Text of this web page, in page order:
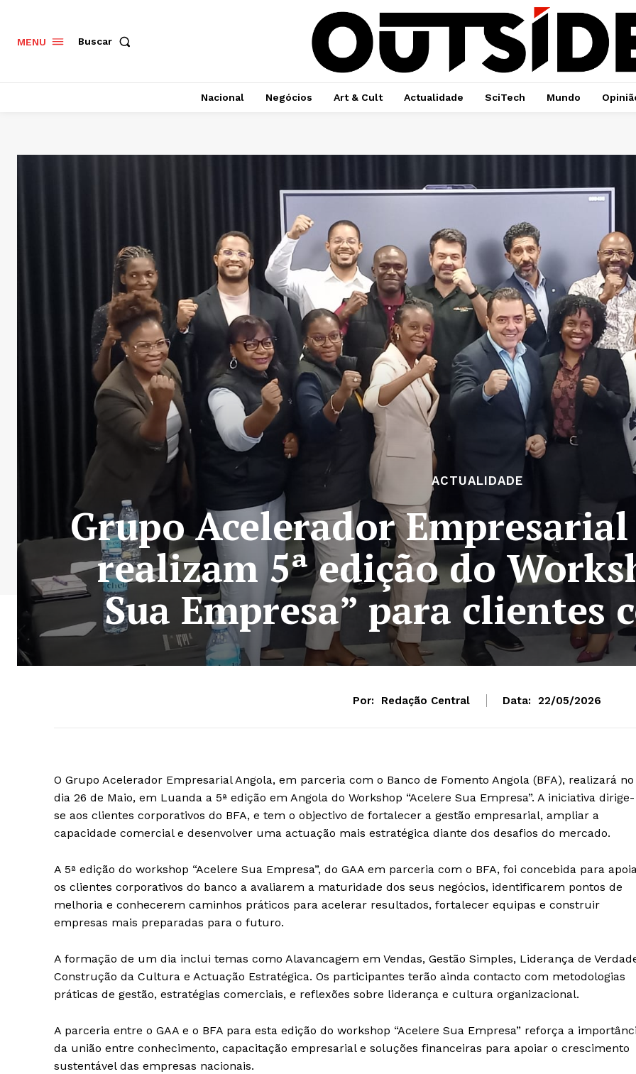
MENU Buscar
Nacional Negócios Art & Cult Actualidade SciTech Mundo
ACTUALIDADE
Grupo Acelerador
realizam 5ª edição do
Sua Empresa” para clientes
Por: Redação Central Data: 22/05/2026
O Grupo Acelerador Empresarial Angola, em parceria com o Banco de Fomento Angola (BFA), realizará no
dia 26 de Maio, em Luanda a 5ª edição em Angola do Workshop “Acelere Sua Empresa”. A iniciativa dirige-
se aos clientes corporativos do BFA, e tem o objectivo de fortalecer a gestão empresarial, ampliar a
capacidade comercial e desenvolver uma actuação mais estratégica diante dos desafios do mercado.
A 5ª edição do workshop “Acelere Sua Empresa”, do GAA em parceria com o BFA, foi concebida para
os clientes corporativos do banco a avaliarem a maturidade dos seus negócios, identificarem pontos de
melhoria e conhecerem caminhos práticos para acelerar resultados, fortalecer equipas e construir
empresas mais preparadas para o futuro.
A formação de um dia inclui temas como Alavancagem em Vendas, Gestão Simples, Liderança de
Construção da Cultura e Actuação Estratégica. Os participantes terão ainda contacto com metodologias
práticas de gestão, estratégias comerciais, e reflexões sobre liderança e cultura organizacional.
A parceria entre o GAA e o BFA para esta edição do workshop “Acelere Sua Empresa” reforça a
da união entre conhecimento, capacitação empresarial e soluções financeiras para apoiar o crescimento
sustentável das empresas nacionais.